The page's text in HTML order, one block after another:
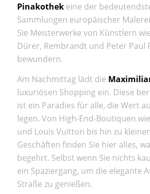
Pinakothekeine der
Sammlungen europäischer
Sie Meisterwerke von Künstlern
Dürer, Rembrandt und Peter Paul
bewundern.
Am Nachmittag lädt die
luxuriösen Shopping ein. Diese
ist ein Paradies für alle, die Wert
legen. Von High-End-Boutiquen
und Louis Vuitton bis hin zu
Geschäften finden Sie hier alles,
begehrt. Selbst wenn Sie nichts
ein Spaziergang, um die elegante
Straße zu genießen.